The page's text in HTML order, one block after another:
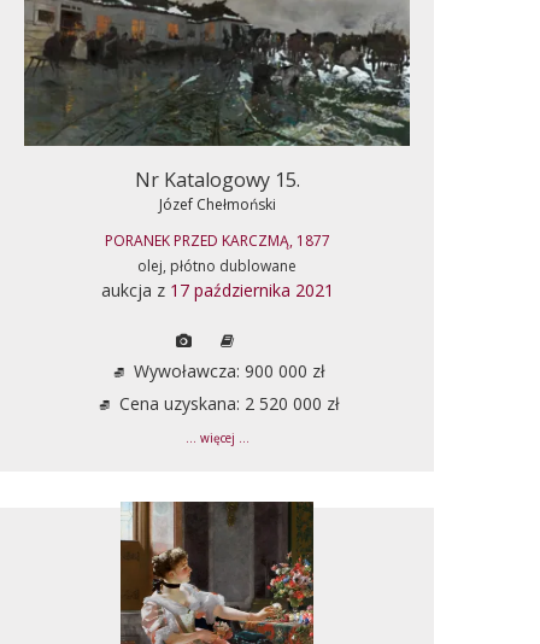
Nr Katalogowy 15.
Józef Chełmoński
PORANEK PRZED KARCZMĄ, 1877
olej, płótno dublowane
aukcja z 17 października 2021
Wywoławcza: 900 000 zł
Cena uzyskana: 2 520 000 zł
... więcej ...